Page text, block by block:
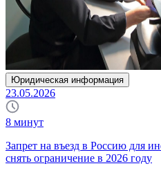
Юридическая информация
23.05.2026
8 минут
Запрет на въезд в Россию для
снять ограничение в 2026 году